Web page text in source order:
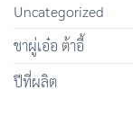
Uncategorized
ชาผู่เอ๋อ ต้าอี้
ปีที่ผลิต